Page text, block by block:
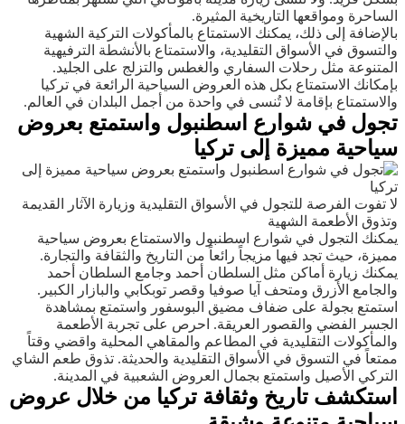
الساحرة ومواقعها التاريخية المثيرة.
بالإضافة إلى ذلك، يمكنك الاستمتاع بالمأكولات التركية الشهية
والتسوق في الأسواق التقليدية، والاستمتاع بالأنشطة الترفيهية
المتنوعة مثل رحلات السفاري والغطس والتزلج على الجليد.
بإمكانك الاستمتاع بكل هذه العروض السياحية الرائعة في تركيا
والاستمتاع بإقامة لا تُنسى في واحدة من أجمل البلدان في العالم.
تجول في شوارع اسطنبول واستمتع بعروض
سياحية مميزة إلى تركيا
لا تفوت الفرصة للتجول في الأسواق التقليدية وزيارة الآثار القديمة
وتذوق الأطعمة الشهية
يمكنك التجول في شوارع اسطنبول والاستمتاع بعروض سياحية
مميزة، حيث تجد فيها مزيجاً رائعاً من التاريخ والثقافة والتجارة.
يمكنك زيارة أماكن مثل السلطان أحمد وجامع السلطان أحمد
والجامع الأزرق ومتحف آيا صوفيا وقصر توبكابي والبازار الكبير.
استمتع بجولة على ضفاف مضيق البوسفور واستمتع بمشاهدة
الجسر الفضي والقصور العريقة. احرص على تجربة الأطعمة
والمأكولات التقليدية في المطاعم والمقاهي المحلية واقضي وقتاً
ممتعاً في التسوق في الأسواق التقليدية والحديثة. تذوق طعم الشاي
التركي الأصيل واستمتع بجمال العروض الشعبية في المدينة.
استكشف تاريخ وثقافة تركيا من خلال عروض